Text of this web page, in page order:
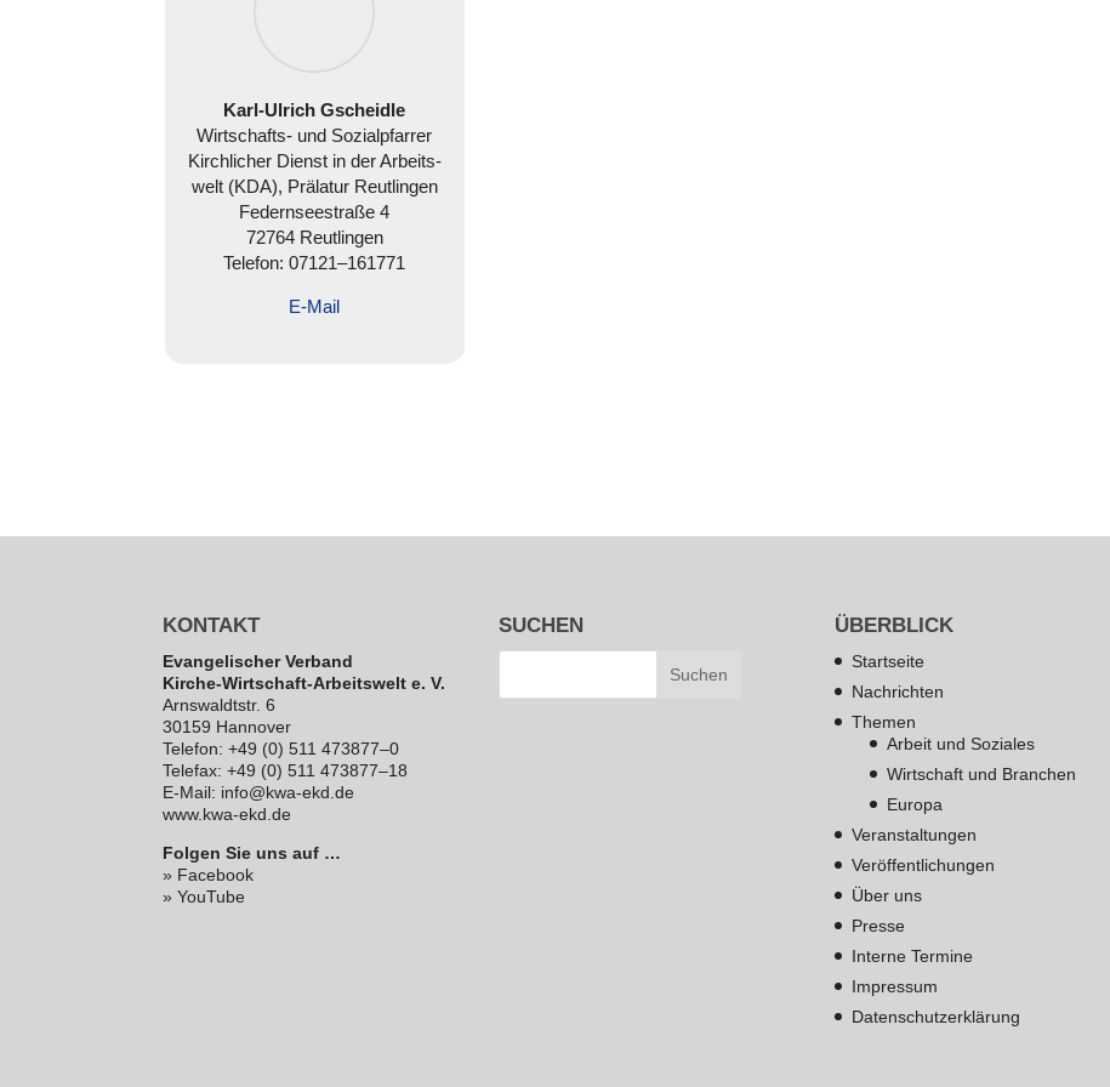
Karl-Ulrich Gscheidle
Wirt­schafts- und Sozi­al­pfar­rer
Kirch­li­cher Dienst in der Arbeits­
welt (KDA), Prälatur Reut­lin­gen
Federn­see­straße 4
72764 Reut­lin­gen
Telefon: 07121–161771
E‑Mail
KONTAKT
Evan­ge­li­scher Verband
Kirche-Wirt­schaft-Arbeits­welt e. V.
Arns­waldt­str. 6
30159 Hannover
Telefon: +49 (0) 511 473877–0
Telefax: +49 (0) 511 473877–18
E‑Mail: info@kwa-ekd.de
www.kwa-ekd.de
Folgen Sie uns auf …
» Facebook
» YouTube
SUCHEN ÜBERBLICK
Startseite
Nachrichten
Themen
Arbeit und Soziales
Wirtschaft und Branchen
Europa
Veranstaltungen
Veröffentlichungen
Über uns
Presse
Interne Termine
Impressum
Datenschutzerklärung